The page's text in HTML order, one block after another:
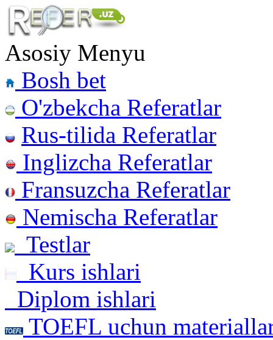
Asosiy Menyu
Bosh bet
O'zbekcha Referatlar
Rus-tilida Referatlar
Inglizcha Referatlar
Fransuzcha Referatlar
Nemischa Referatlar
Testlar
Kurs ishlari
Diplom ishlari
TOEFL uchun